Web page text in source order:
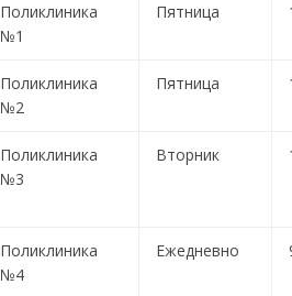
Поликлиника
№1
Пятница
Поликлиника
№2
Пятница
Поликлиника
№3
Вторник
Поликлиника
№4
Ежедневно